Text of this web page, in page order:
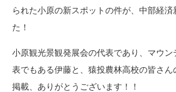
られた小原の新スポットの件が、中部経
た！
小原観光景観発展会の代表であり、マウ
表でもある伊藤と、猿投農林高校の皆さん
掲載、ありがとうございます！！